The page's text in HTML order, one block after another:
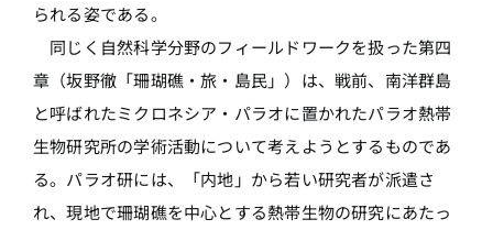
られる姿である。
同じく自然科学分野のフィールドワークを扱った第四
章（坂野徹「珊瑚礁・旅・島民」）は、戦前、南洋群島
と呼ばれたミクロネシア・パラオに置かれたパラオ熱帯
生物研究所の学術活動について考えようとするものであ
る。パラオ研には、「内地」から若い研究者が派遣さ
れ、現地で珊瑚礁を中心とする熱帯生物の研究にあたっ